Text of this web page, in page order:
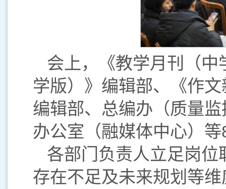
会上，《教学月刊（
学版）》编辑部、《作
编辑部、总编办（质量
办公室（融媒体中心）
各部门负责人立足岗
存在不足及未来规划等